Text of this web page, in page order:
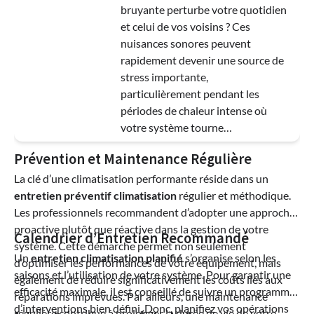
bruyante perturbe votre quotidien
et celui de vos voisins ? Ces
nuisances sonores peuvent
rapidement devenir une source de
stress importante,
particulièrement pendant les
périodes de chaleur intense où
votre système tourne…
Prévention et Maintenance Régulière
La clé d’une climatisation performante réside dans un
entretien préventif climatisation régulier et méthodique.
Les professionnels recommandent d’adopter une approche
proactive plutôt que réactive dans la gestion de votre
système. Cette démarche permet non seulement
d’optimiser les performances de votre équipement, mais
également de réduire significativement les coûts liés aux
réparations imprévues. Par ailleurs, une maintenance
Calendrier d’Entretien Recommandé
Un entretien climatisation planifié s’organise selon les
saisons et l’utilisation de votre système. Pour garantir une
efficacité maximale, il est conseillé de suivre un programme
d’interventions bien défini. Donc, planifiez vos opérations